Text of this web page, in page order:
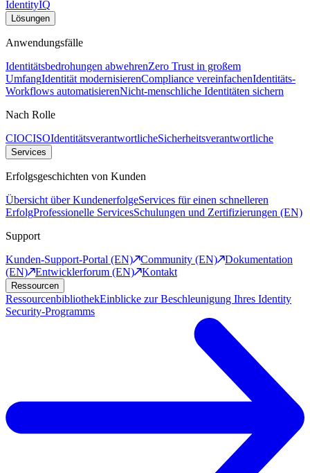
IdentityIQ
Lösungen
Anwendungsfälle
Identitätsbedrohungen abwehrenZero Trust in großem
UmfangIdentität modernisierenCompliance vereinfachenIdentitäts-
Workflows automatisierenNicht-menschliche Identitäten sichern
Nach Rolle
CIOCISOIdentitätsverantwortlicheSicherheitsverantwortliche
Services
Erfolgsgeschichten von Kunden
Übersicht über KundenerfolgeServices für einen schnelleren
ErfolgProfessionelle ServicesSchulungen und Zertifizierungen (EN)
Support
Kunden-Support-Portal (EN)
Community (EN)
Dokumentation
(EN)
Entwicklerforum (EN) Kontakt
Ressourcen
RessourcenbibliothekEinblicke zur Beschleunigung Ihres Identity
Security-Programms